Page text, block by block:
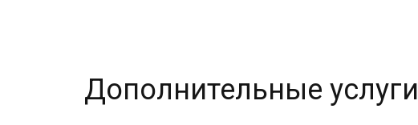
Дополнительные услуги